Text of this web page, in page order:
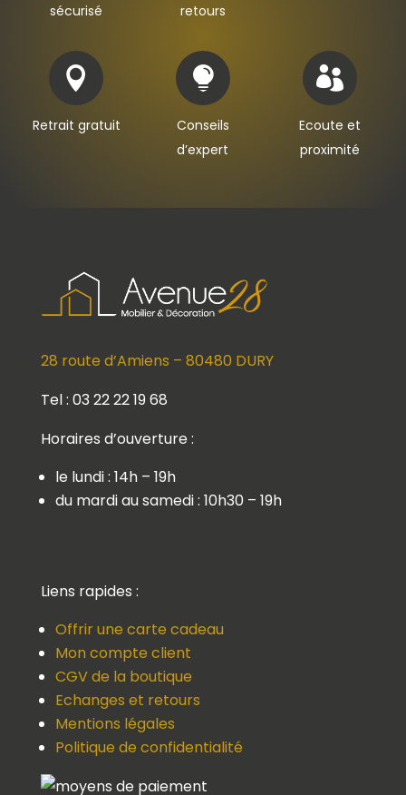
sécurisé
retours

Retrait gratuit

Conseils
d’expert

Ecoute et
proximité
28 route d’Amiens – 80480 DURY
Tel : 03 22 22 19 68
Horaires d’ouverture :
le lundi : 14h – 19h
du mardi au samedi : 10h30 – 19h
Liens rapides :
Offrir une carte cadeau
Mon compte client
CGV de la boutique
Echanges et retours
Mentions légales
Politique de confidentialité